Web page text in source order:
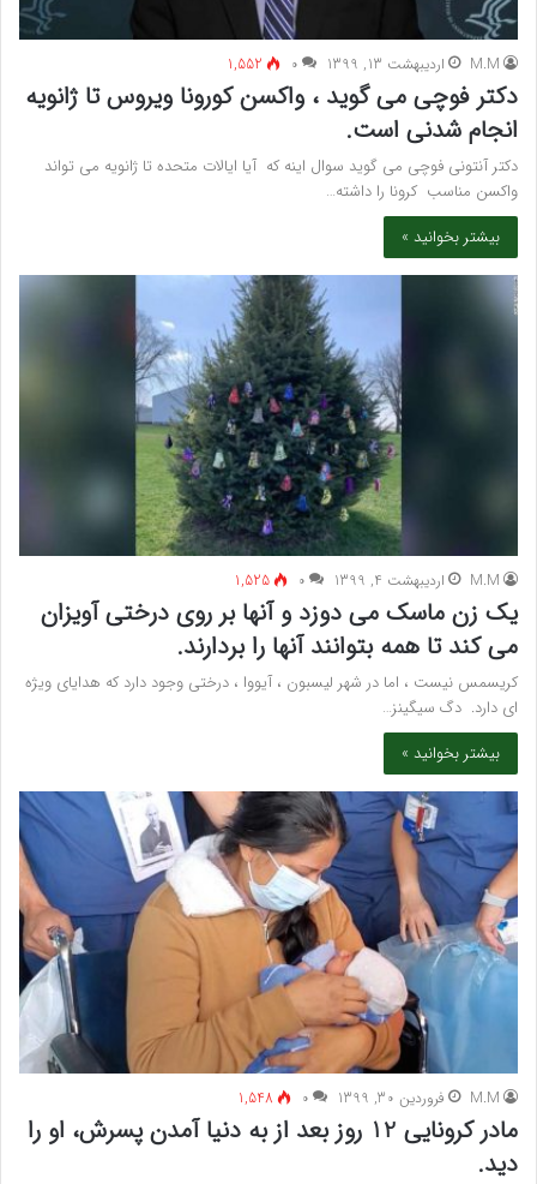
M.M اردیبهشت 13, 1399 ۰ 1,552
دکتر فوچی می گوید ، واکسن کورونا ویروس تا ژانویه
انجام شدنی است.
دکتر آنتونی فوچی می گوید سوال اینه که آیا ایالات متحده تا ژانویه می تواند
واکسن مناسب کرونا را داشته…
بیشتر بخوانید »
M.M اردیبهشت 4, 1399 ۰ 1,525
یک زن ماسک می دوزد و آنها بر روی درختی آویزان
می کند تا همه بتوانند آنها را بردارند.
کریسمس نیست ، اما در شهر لیسبون ، آیووا ، درختی وجود دارد که هدایای ویژه
ای دارد. دگ سیگینز…
بیشتر بخوانید »
M.M فروردین 30, 1399 ۰ 1,548
مادر کرونایی 12 روز بعد از به دنیا آمدن پسرش، او را
دید.